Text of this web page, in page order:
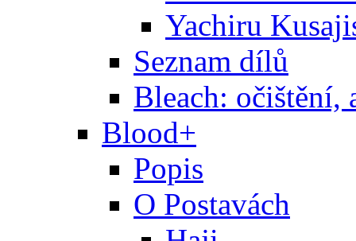
Yachiru
Seznam dílů
Bleach: očištění,
Blood+
Popis
O Postavách